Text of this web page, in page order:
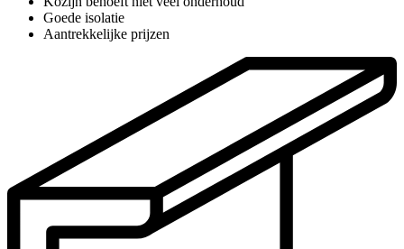
Goede isolatie
Aantrekkelijke prijzen